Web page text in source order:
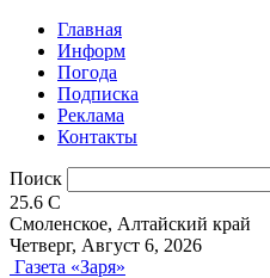
Главная
Информ
Погода
Подписка
Реклама
Контакты
Поиск
25.6 C
Смоленское, Алтайский край
Четверг, Август 6, 2026
Газета «Заря»